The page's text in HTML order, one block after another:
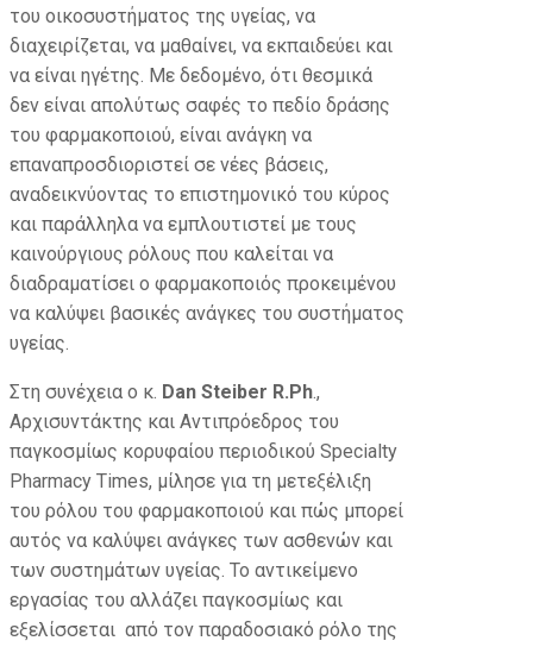
του οικοσυστήματος της υγείας, να
διαχειρίζεται, να μαθαίνει, να εκπαιδεύει και
να είναι ηγέτης. Με δεδομένο, ότι θεσμικά
δεν είναι απολύτως σαφές το πεδίο δράσης
του φαρμακοποιού, είναι ανάγκη να
επαναπροσδιοριστεί σε νέες βάσεις,
αναδεικνύοντας το επιστημονικό του κύρος
και παράλληλα να εμπλουτιστεί με τους
καινούργιους ρόλους που καλείται να
διαδραματίσει ο φαρμακοποιός προκειμένου
να καλύψει βασικές ανάγκες του συστήματος
υγείας.
Στη συνέχεια ο κ. Dan Steiber R.Ph.,
Αρχισυντάκτης και Αντιπρόεδρος του
παγκοσμίως κορυφαίου περιοδικού Specialty
Pharmacy Times, μίλησε για τη μετεξέλιξη
του ρόλου του φαρμακοποιού και πώς μπορεί
αυτός να καλύψει ανάγκες των ασθενών και
των συστημάτων υγείας. Το αντικείμενο
εργασίας του αλλάζει παγκοσμίως και
εξελίσσεται από τον παραδοσιακό ρόλο της